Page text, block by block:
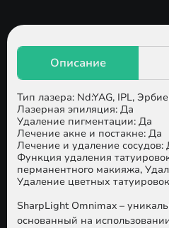
Тип лазера: Nd:YAG, IPL,
Лазерная эпиляция: Да
Удаление пигментации: Да
Лечение акне и постакне: Да
Лечение и удаление сосудов:
Функция удаления
перманентного макияжа,
Удаление цветных татуировок
SharpLight Omnimax –
основанный на